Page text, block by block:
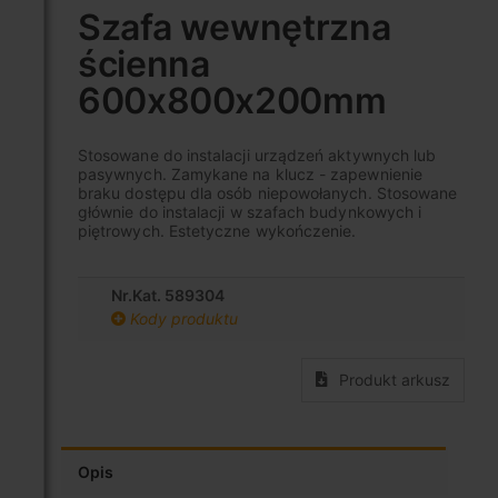
Szafa wewnętrzna
ścienna
600x800x200mm
Stosowane do instalacji urządzeń aktywnych lub
pasywnych. Zamykane na klucz - zapewnienie
braku dostępu dla osób niepowołanych. Stosowane
głównie do instalacji w szafach budynkowych i
piętrowych. Estetyczne wykończenie.
Nr.Kat. 589304
Kody produktu
Produkt arkusz
początek
galerii
Opis